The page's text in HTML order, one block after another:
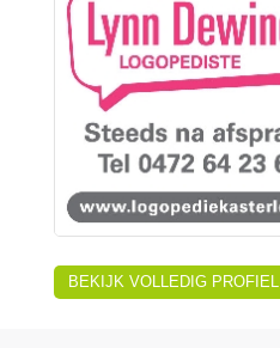
BEKIJK VOLLEDIG PROFIEL